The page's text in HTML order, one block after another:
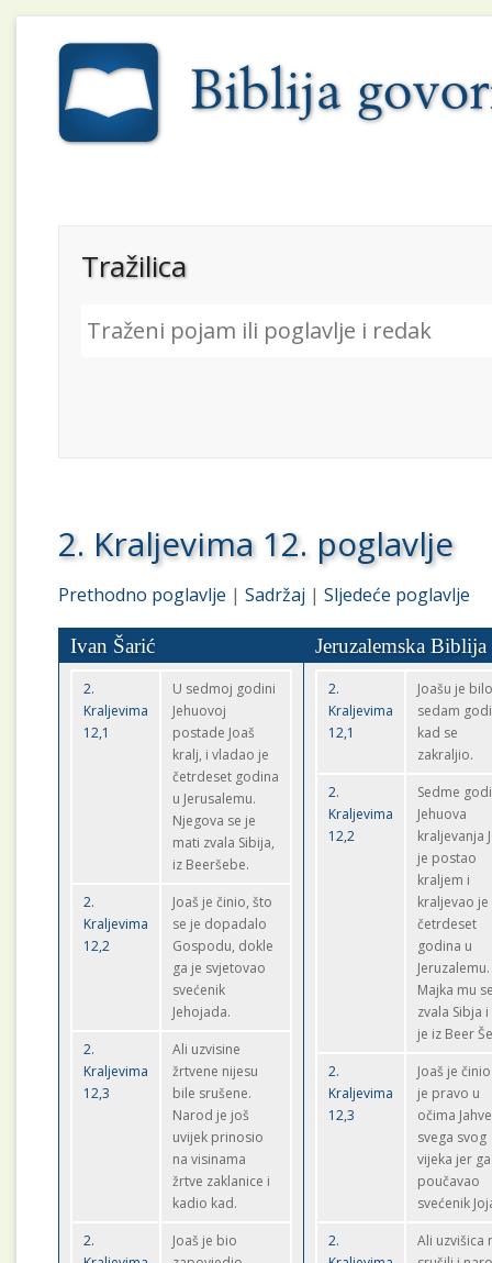
Tražilica
2. Kraljevima 12. poglavlje
Prethodno poglavlje |Sadržaj |Sljedeće poglavlje
Ivan Šarić Jeruzalemska Biblija
2.
Kraljevima
12,1
U sedmoj godini
Jehuovoj
postade Joaš
kralj, i vladao je
četrdeset godina
u Jerusalemu.
Njegova se je
mati zvala Sibija,
iz Beeršebe.
2.
Kraljevima
12,2
Joaš je činio, što
se je dopadalo
Gospodu, dokle
ga je svjetovao
svećenik
Jehojada.
2.
Kraljevima
12,3
Ali uzvisine
žrtvene nijesu
bile srušene.
Narod je još
uvijek prinosio
na visinama
žrtve zaklanice i
kadio kad.
2.
Joaš je bio
2.
Kraljevima
12,1
Joašu je
sedam
kad se
zakraljio.
2.
Kraljevima
12,2
Sedme
Jehuova
kraljevanja
je postao
kraljem i
kraljevao je
četrdeset
godina u
Jeruzalemu.
Majka mu
zvala Sibja
je iz Beer
2.
Kraljevima
12,3
Joaš je
je pravo u
očima Jahve
svega svog
vijeka jer
poučavao
svećenik
2.
Ali uzvišica